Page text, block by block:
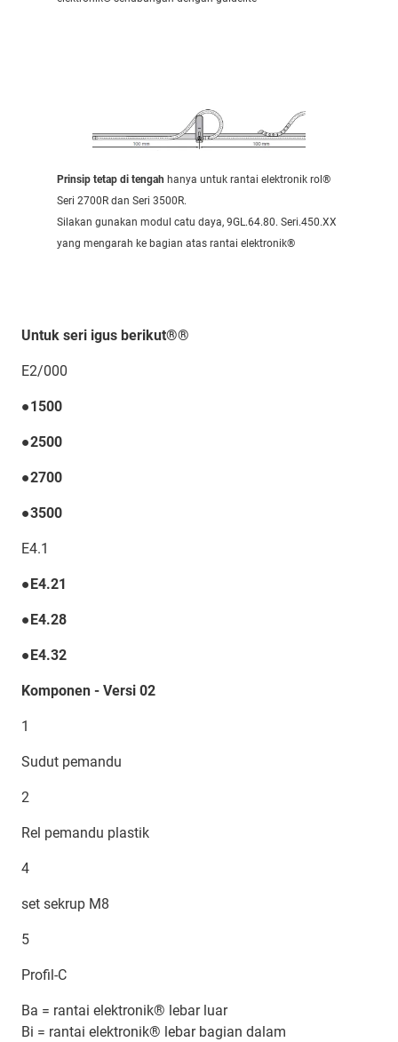
Prinsip tetap di tengah hanya untuk rantai elektronik rol®
Seri 2700R dan Seri 3500R.
Silakan gunakan modul catu daya, 9GL.64.80. Seri.450.XX
yang mengarah ke bagian atas rantai elektronik®
Untuk seri igus berikut®®
E2/000
●1500
●2500
●2700
●3500
E4.1
●E4.21
●E4.28
●E4.32
Komponen - Versi 02
1
Sudut pemandu
2
Rel pemandu plastik
4
set sekrup M8
5
Profil-C
Ba = rantai elektronik® lebar luar
Bi = rantai elektronik® lebar bagian dalam